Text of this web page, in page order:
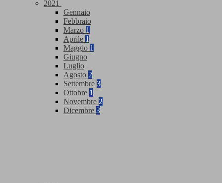
2021
Gennaio
Febbraio
Marzo 1
Aprile 1
Maggio 1
Giugno
Luglio
Agosto 2
Settembre 3
Ottobre 1
Novembre 2
Dicembre 3